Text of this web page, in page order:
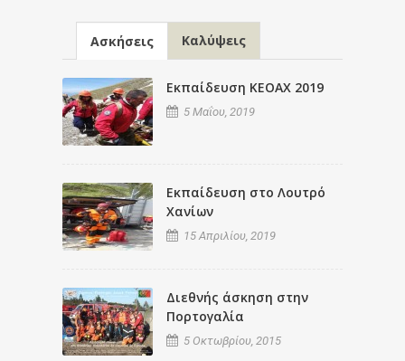
Ασκήσεις Καλύψεις
Εκπαίδευση ΚΕΟΑΧ 2019
5 Μαΐου, 2019
Εκπαίδευση στο Λουτρό
Χανίων
15 Απριλίου, 2019
Διεθνής άσκηση στην
Πορτογαλία
5 Οκτωβρίου, 2015